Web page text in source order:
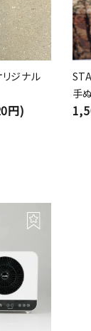
ジナル
円)
手